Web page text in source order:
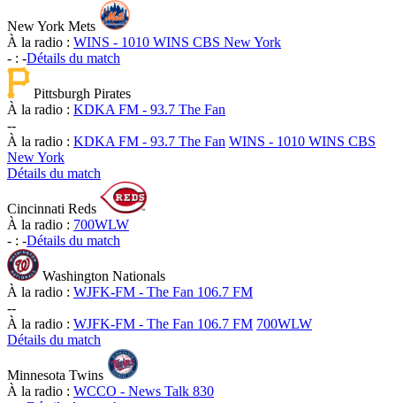
New York Mets
À la radio : WINS - 1010 WINS CBS New York
- : -Détails du match
Pittsburgh Pirates
À la radio : KDKA FM - 93.7 The Fan
--
À la radio : KDKA FM - 93.7 The Fan WINS - 1010 WINS CBS
New York
Détails du match
Cincinnati Reds
À la radio : 700WLW
- : -Détails du match
Washington Nationals
À la radio : WJFK-FM - The Fan 106.7 FM
--
À la radio : WJFK-FM - The Fan 106.7 FM 700WLW
Détails du match
Minnesota Twins
À la radio : WCCO - News Talk 830